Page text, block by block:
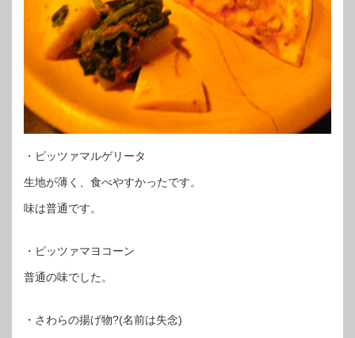
・ピッツァマルゲリータ
生地が薄く、食べやすかったです。
味は普通です。
・ピッツァマヨコーン
普通の味でした。
・さわらの揚げ物?(名前は失念)